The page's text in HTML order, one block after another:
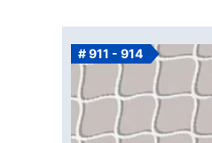
# 911 - 914